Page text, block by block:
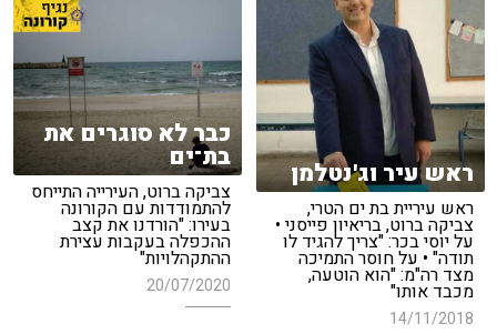
כבר לא סוגרים את
בת־ים
צביקה ברוט, העירייה התייחס
להתמודדות עם הקורונה
בעירו: "הורדנו את קצב
ההכפלה בעקבות עצירת
ההתקהלויות"
20/07/2020
ראש עיר וג'נטלמן
ראש עיריית בת ים הטרי,
צביקה ברוט, בריאיון פייסני •
על יוסי בכר: "צריך להגיד לו
תודה" • על חוסר התמיכה
מצד רה"מ: "הוא הוטעה,
מכבד אותו"
14/11/2018